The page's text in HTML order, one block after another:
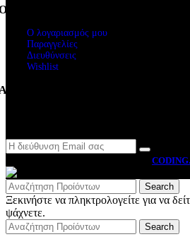
Λογαριασμός μου
Ο λογαριασμός μου
Παραγγελίες
Διευθύνσεις
Wishlist
μας
Search
Ξεκινήστε να πληκτρολογείτε για να
ψάχνετε.
Search